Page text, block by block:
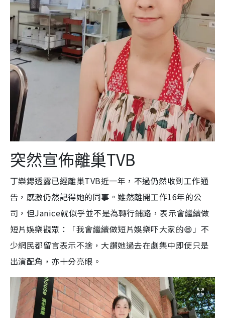
突然宣佈離巢TVB
丁樂鍶透露已經離巢TVB近一年，不過仍然收到工作通
告，感激仍然記得她的同事。雖然離開工作16年的公
司，但Janice就似乎並不是為轉行鋪路，表示會繼續做
短片娛樂觀眾：「我會繼續做短片娛樂吓大家的😄」不
少網民都留言表示不捨，大讚她過去在劇集中即使只是
出演配角，亦十分亮眼。